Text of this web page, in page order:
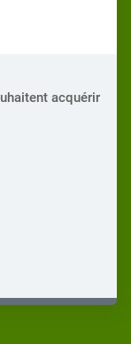
acquérir